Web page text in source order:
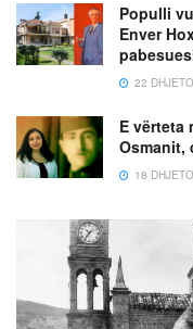
Populli
Enver
22
E vërteta
Osmanit,
18